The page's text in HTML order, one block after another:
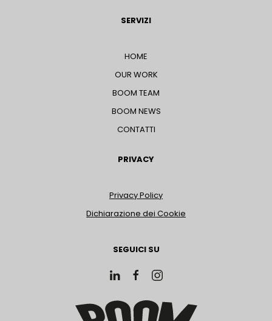
SERVIZI
HOME
OUR WORK
BOOM TEAM
BOOM NEWS
CONTATTI
PRIVACY
Privacy Policy
Dichiarazione dei Cookie
SEGUICI SU